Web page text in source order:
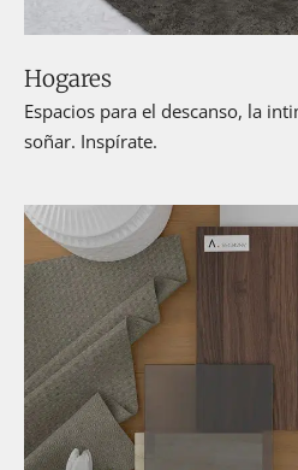
Hogares
Espacios para el descanso, la
soñar. Inspírate.